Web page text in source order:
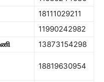
18111029211
11990242982
13873154298
18819630954